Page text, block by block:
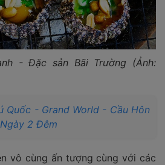
- Đặc sản Bãi Trường (Ảnh:
Quốc - Grand World - Cầu Hôn
2 Đêm
vô cùng ấn tượng cùng với các